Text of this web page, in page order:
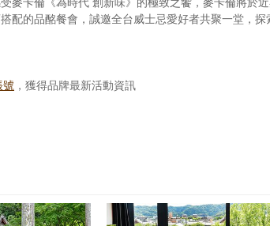
配的品酩餐會，誠邀全台威士忌愛好者共聚一堂，
號 ，獲得品牌最新活動資訊